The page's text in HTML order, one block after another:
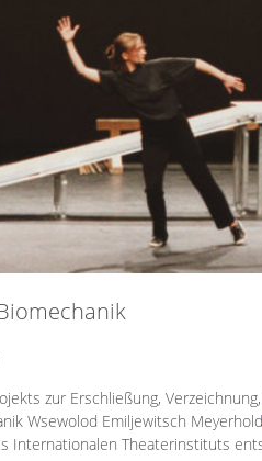
zur Erschließung,
Wsewolod Emiljewitsch
Internationalen Theaterinstituts